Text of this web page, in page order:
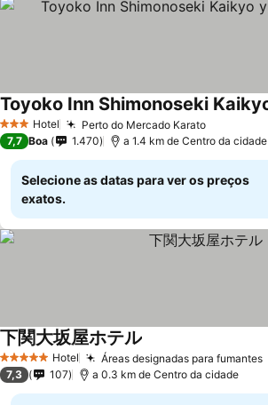
3 EstrelasHotel Perto do Mercado Karato
7,7 Boa 1.470 a 1.4 km de Centro da cidade
Selecione as datas para ver os preços
exatos.
5 Estrelas Hotel Áreas designadas para fumantes
下関大坂屋ホテル
7,3 107 a 0.3 km de Centro da cidade